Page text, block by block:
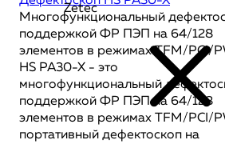
Многофункциональный
поддержкой ФР ПЭП на 64/128
элементов в режимах TFM/PCI/
HS PA30-X - это
многофункциональный
поддержкой ФР ПЭП на 64/128
элементов в режимах TFM/PCI/
портативный дефектоскоп на
Zetec